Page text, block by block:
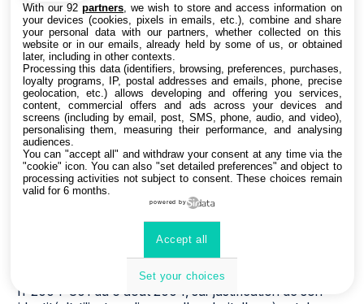
Les données personnelles recueillies par inwink sont le
nom, le prénom et les données de contact, les
identifiants et mots de passe, ainsi que tous les champs
choisis par l’organisateur d’évènements et qui
apparaissent dans le formulaire d’inscription à un
évènement.
Ces données à caractère personnel concernant
l’utilisateur sont confidentielles et conservées par
inwink. Elles pourront être communiquées à ses
partenaires et prestataires exclusivement pour la gestion
de l’inscription et de la participation de l’utilisateur à un
ou plusieurs évènements.
Conformément à la loi "Informatique et Libertés" n°78-
17 du 6 janvier 1978 telle que modifiée par la loi
n°2004-801 du 6 août 2004, sur justification de son
With our 92partners , we wish to store and access information on
your devices (cookies, pixels in emails, etc.), combine and share
your personal data with our partners, whether collected on this
website or in our emails, already held by some of us, or obtained
later, including in other contexts.
Processing this data (identifiers, browsing, preferences, purchases,
loyalty programs, IP, postal addresses and emails, phone, precise
geolocation, etc.) allows developing and offering you services,
content, commercial offers and ads across your devices and
screens (including by email, post, SMS, phone, audio, and video),
personalising them, measuring their performance, and analysing
audiences.
You can "accept all" and withdraw your consent at any time via the
"cookie" icon. You can also "set detailed preferences" and object to
processing activities not subject to consent. These choices remain
valid for 6 months.
powered by
Set your choices
Accept all